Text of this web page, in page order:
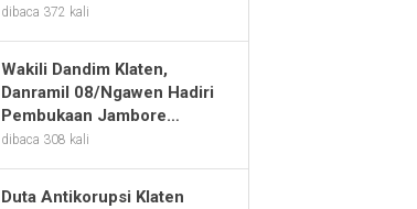
Sengketa Lahan Kelompok
dibaca 372 kali
Wakili Dandim Klaten,
Danramil 08/Ngawen Hadiri
Pembukaan Jambore
Pramuka MTs Se-Jawa
dibaca 308 kali
Duta Antikorupsi Klaten